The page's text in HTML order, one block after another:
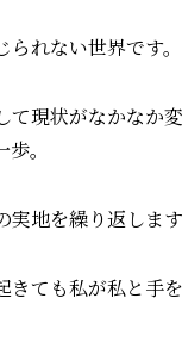
れない世界です。
て現状がなかなか
。
地を繰り返します
きても私が私と手